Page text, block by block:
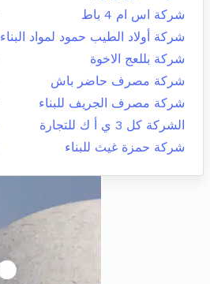
شركة اس ام 4 باط
شركة أولاد الطيب حمود لمواد البناء
شركة بللعج الاخوة
شركة مصرف حاضر باش
شركة مصرف الجريف للبناء
الشركة كل 3 ي أ ك للتجارة
شركة حمزة غيث للبناء